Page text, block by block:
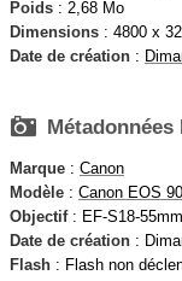
Poids : 2,68 Mo
Dimensions : 4800 x
Date de création :
 Métadonnées
Marque : Canon
Modèle : Canon EOS
Objectif: EF-S18-
Date de création :
Flash : Flash non